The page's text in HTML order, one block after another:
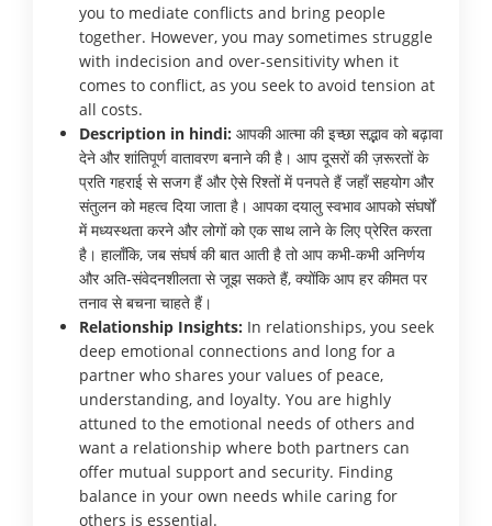
you to mediate conflicts and bring people
together. However, you may sometimes struggle
with indecision and over-sensitivity when it
comes to conflict, as you seek to avoid tension at
all costs.
Description in hindi: आपकी आत्मा की इच्छा सद्भाव को बढ़ावा
देने और शांतिपूर्ण वातावरण बनाने की है। आप दूसरों की ज़रूरतों के
प्रति गहराई से सजग हैं और ऐसे रिश्तों में पनपते हैं जहाँ सहयोग और
संतुलन को महत्व दिया जाता है। आपका दयालु स्वभाव आपको संघर्षों
में मध्यस्थता करने और लोगों को एक साथ लाने के लिए प्रेरित करता
है। हालाँकि, जब संघर्ष की बात आती है तो आप कभी-कभी अनिर्णय
और अति-संवेदनशीलता से जूझ सकते हैं, क्योंकि आप हर कीमत पर
तनाव से बचना चाहते हैं।
Relationship Insights: In relationships, you seek
deep emotional connections and long for a
partner who shares your values of peace,
understanding, and loyalty. You are highly
attuned to the emotional needs of others and
want a relationship where both partners can
offer mutual support and security. Finding
balance in your own needs while caring for
others is essential.